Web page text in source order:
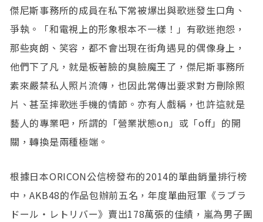
傑尼斯事務所的成員在私下常被爆出與歌迷發生口角、
爭執。「和電視上的形象根本不一樣！」有歌迷抱怨，
那些爽朗、笑容，都不會出現在街角遇見的偶像身上，
他們下了凡，就是板著臉的臭臉魔王了，傑尼斯事務所
素來嚴禁私人照片流傳，也因此常傳出要求對方刪除照
片、甚至摔歌迷手機的情節。亦有人戲稱，也許這就是
藝人的專業吧，所謂的「營業狀態on」或「off」的開
關，轉換是兩種極端。
根據日本ORICON公信榜發布的2014的單曲銷量排行榜
中，AKB48的作品包辦前五名，年度單曲冠軍《ラブラ
ドール・レトリバー》賣出178萬張的佳績，嵐為男子團